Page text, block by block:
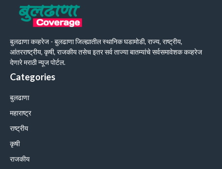
बुलढाणा कव्हरेज - बुलढाणा जिल्ह्यातील स्थानिक घडामोडी, राज्य, राष्ट्रीय,
आंतरराष्ट्रीय, कृषी, राजकीय तसेच इतर सर्व ताज्या बातम्यांचे सर्वसमावेशक कव्हरेज
देणारे मराठी न्यूज पोर्टल.
Categories
बुलढाणा
महाराष्ट्र
राष्ट्रीय
कृषी
राजकीय